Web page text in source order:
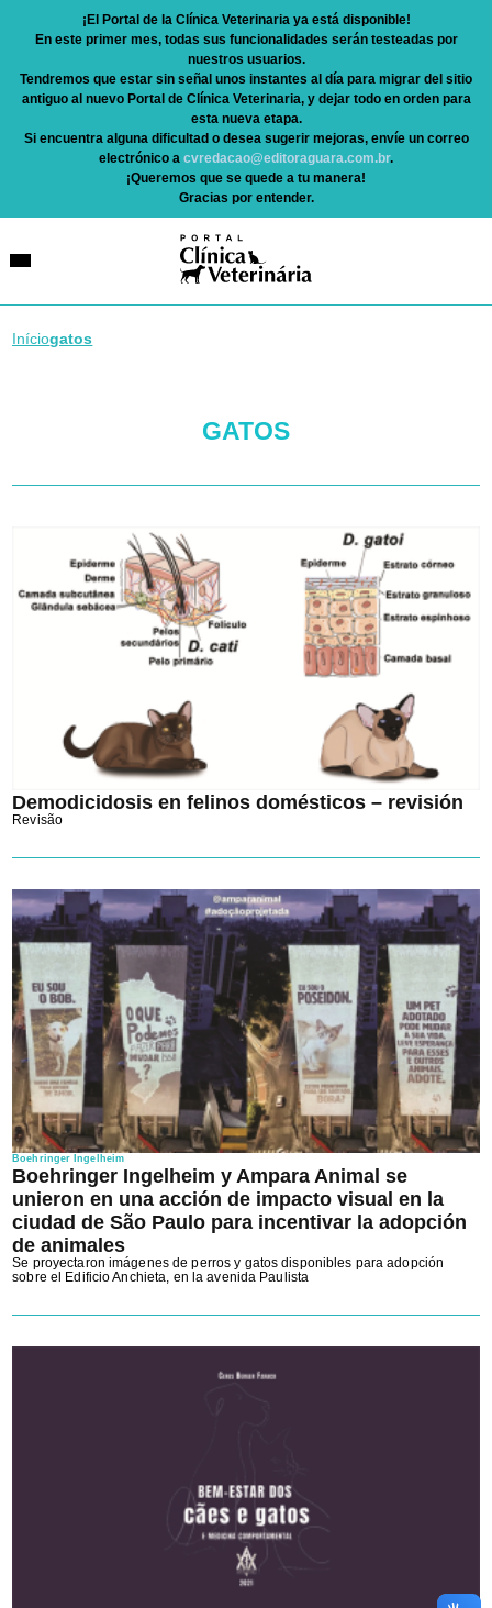
¡El Portal de la Clínica Veterinaria ya está disponible!
En este primer mes, todas sus funcionalidades serán testeadas por
nuestros usuarios.
Tendremos que estar sin señal unos instantes al día para migrar del sitio
antiguo al nuevo Portal de Clínica Veterinaria, y dejar todo en orden para
esta nueva etapa.
Si encuentra alguna dificultad o desea sugerir mejoras, envíe un correo
electrónico a cvredacao@editoraguara.com.br.
¡Queremos que se quede a tu manera!
Gracias por entender.
Iníciogatos
GATOS
Demodicidosis en felinos domésticos – revisión
Revisão
Boehringer Ingelheim
Boehringer Ingelheim y Ampara Animal se
unieron en una acción de impacto visual en la
ciudad de São Paulo para incentivar la adopción
de animales
Se proyectaron imágenes de perros y gatos disponibles para adopción
sobre el Edificio Anchieta, en la avenida Paulista